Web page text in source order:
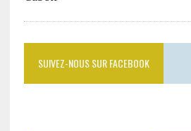
SUIVEZ-NOUS SUR FACEBOOK